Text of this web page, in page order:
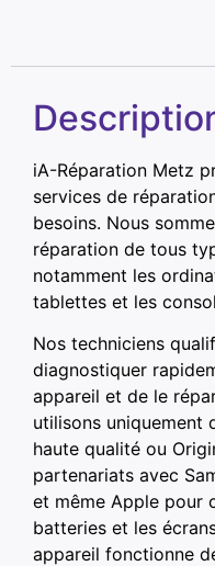
iA-Réparation Metz
services de
besoins. Nous
réparation de tous
notamment les
tablettes et les
Nos techniciens
diagnostiquer
appareil et de le
utilisons uniquement
haute qualité ou
partenariats avec
et même Apple pour
batteries et les
appareil fonctionne